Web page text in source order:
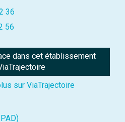
36
56
dans cet établissement
sur ViaTrajectoire